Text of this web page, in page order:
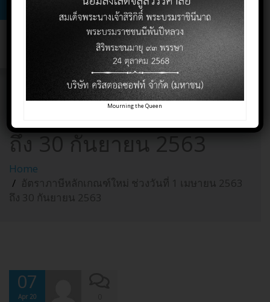
Toggle
อัตราภาษีหลักเกณฑ์ใหม่
ช่วงวันที่ 1 เมษายน 2563
ถึง 30 กันยายน 2563
Home
อัตราภาษีหลักเกณฑ์ใหม่ ช่วงวันที่ 1 เมษายน 2563
ถึง 30 กันยายน 2563
07
Apr 20
Mourning the Queen